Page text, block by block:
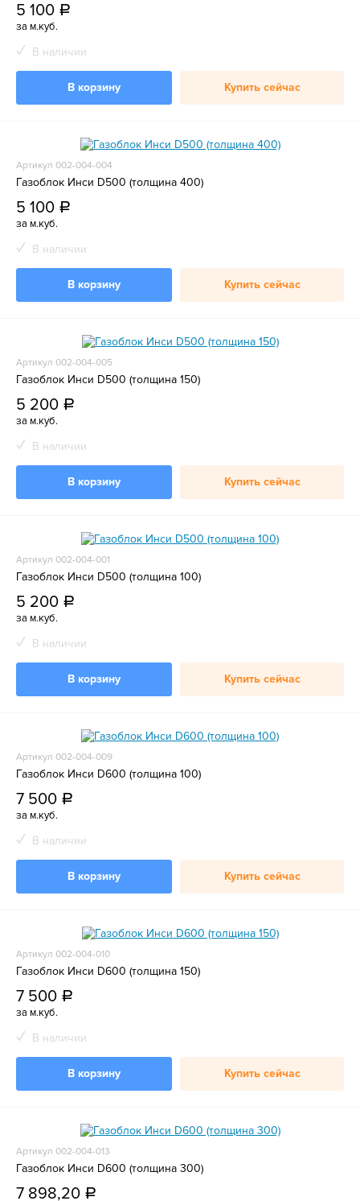
5 100 a
за м.куб.
В наличии
В корзину Купить сейчас
Артикул 002-004-004
Газоблок Инси D500 (толщина 400)
5 100 a
за м.куб.
В наличии
В корзину Купить сейчас
Артикул 002-004-005
Газоблок Инси D500 (толщина 150)
5 200 a
за м.куб.
В наличии
В корзину Купить сейчас
Артикул 002-004-001
Газоблок Инси D500 (толщина 100)
5 200 a
за м.куб.
В наличии
В корзину Купить сейчас
Артикул 002-004-009
Газоблок Инси D600 (толщина 100)
7 500 a
за м.куб.
В наличии
В корзину Купить сейчас
Артикул 002-004-010
Газоблок Инси D600 (толщина 150)
7 500 a
за м.куб.
В наличии
В корзину Купить сейчас
Артикул 002-004-013
Газоблок Инси D600 (толщина 300)
7 898,20 a